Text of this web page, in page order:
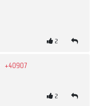
2
+40907
2